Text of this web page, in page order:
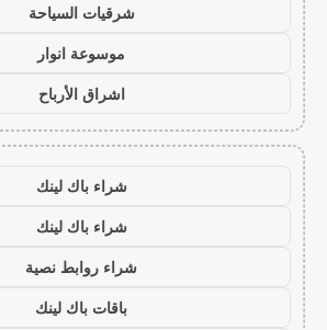
شرقيات السياحة
موسوعة انوار
اشراق الأرباح
شراء باك لينك
شراء باك لينك
شراء روابط نصية
باقات باك لينك